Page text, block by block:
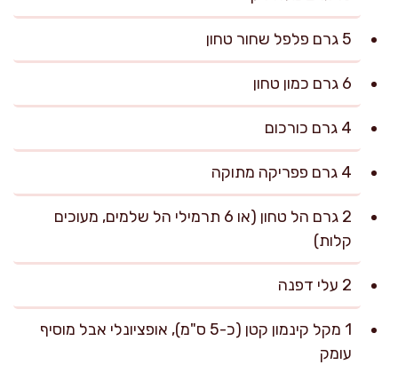
5 גרם פלפל שחור טחון
6 גרם כמון טחון
4 גרם כורכום
4 גרם פפריקה מתוקה
2 גרם הל טחון (או 6 תרמילי הל שלמים, מעוכים
קלות)
2 עלי דפנה
1 מקל קינמון קטן (כ-5 ס"מ), אופציונלי אבל מוסיף
עומק